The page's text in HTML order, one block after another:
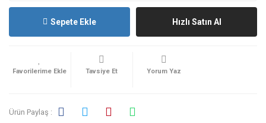
Sepete Ekle Hızlı Satın Al
Tavsiye Et Yorum Yaz
Ürün Paylaş :